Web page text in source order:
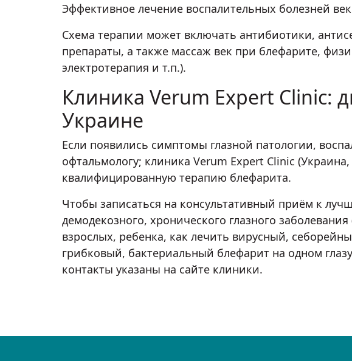
Эффективное лечение воспалительных болезней
Схема терапии может включать антибиотики,
препараты, а также массаж век при блефарите,
электротерапия и т.п.).
Клиника Verum Expert Clinic:
Украине
Если появились симптомы глазной патологии,
офтальмологу; клиника Verum Expert Clinic
квалифицированную терапию блефарита.
Чтобы записаться на консультативный приём к
демодекозного, хронического глазного
взрослых, ребенка, как лечить вирусный,
грибковый, бактериальный блефарит на одном
контакты указаны на сайте клиники.